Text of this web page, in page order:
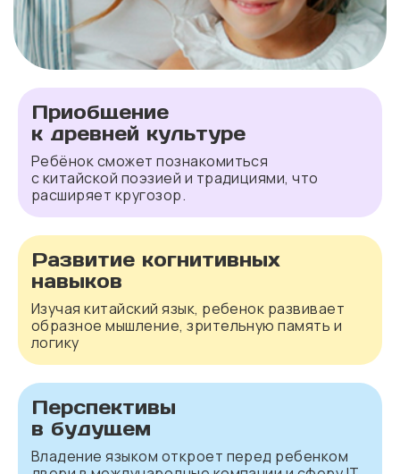
Приобщение
к древней культуре
Ребёнок сможет познакомиться
с китайской поэзией и традициями, что
расширяет кругозор.
Развитие когнитивных
навыков
Изучая китайский язык, ребенок развивает
образное мышление, зрительную память и
логику
Перспективы
в будущем
Владение языком откроет перед ребенком